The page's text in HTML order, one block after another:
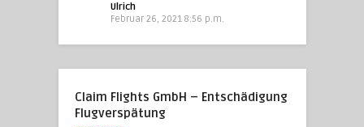
Ulrich
Februar 26, 2021 8:56 p.m.
Claim Flights GmbH – Entschädigung
Flugverspätung